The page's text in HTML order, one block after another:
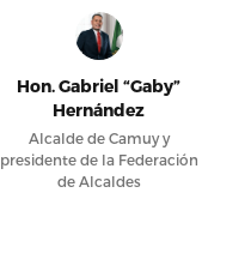
Hon. Gabriel “Gaby”
Hernández
Alcalde de Camuy y
presidente de la Federación
de Alcaldes